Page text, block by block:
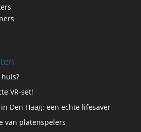
VR-set!
Den Haag: een echte lifesaver
van platenspelers